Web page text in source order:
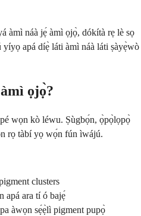
àmì náà jẹ́ àmì ọjọ̀, dókítà rẹ lè sọ
apá díẹ̀ láti àmì náà láti ṣàyẹ̀wò
ọjọ̀?
wọn kò léwu. Ṣùgbọ́n, ọ̀pọ̀lọpọ̀
rọ tàbí yọ wọ́n fún ìwájú.
clusters
apá ara tí ó bajẹ́
àwọn sẹ́ẹ̀lì pigment pupọ̀